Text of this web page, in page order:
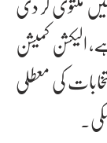
الیکشن کمیشن
کی معطلی